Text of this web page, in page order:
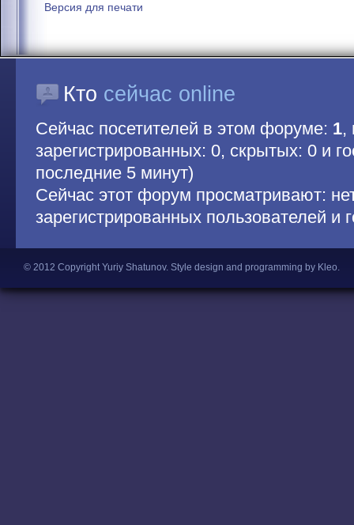
Версия для печати
Кто сейчас online
Сейчас посетителей в этом форуме: 1,
зарегистрированных: 0, скрытых: 0 и
последние 5 минут)
Сейчас этот форум просматривают:
зарегистрированных пользователей и
© 2012 Copyright Yuriy Shatunov. Style design and programming by Kleo.